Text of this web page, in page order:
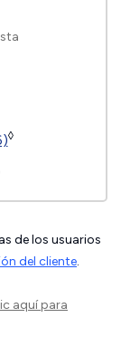
◊
de los usuarios
del cliente.
aquípara